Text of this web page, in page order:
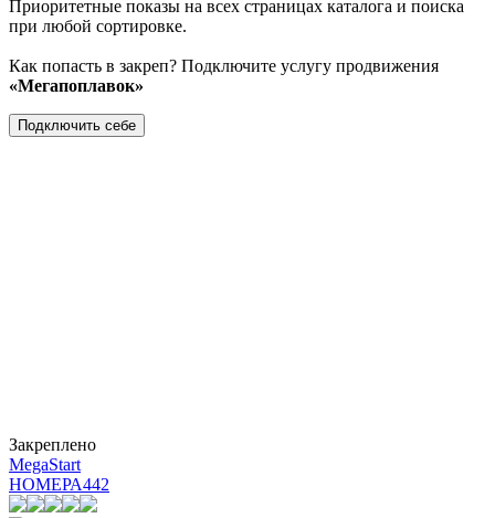
Приоритетные показы на всех страницах каталога и поиска
при любой сортировке.
Как попасть в закреп? Подключите услугу продвижения
«Мегапоплавок»
Подключить себе
Закреплено
MegaStart
НОМЕРА442